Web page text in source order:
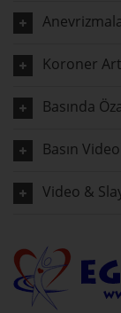
Koroner
Basında
Basın
Video &